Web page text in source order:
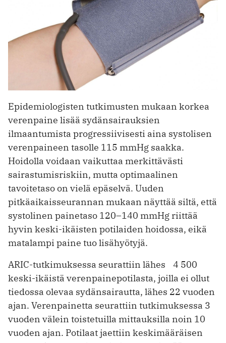
Epidemiologisten tutkimusten mukaan korkea
verenpaine lisää sydänsairauksien
ilmaantumista progressiivisesti aina systolisen
verenpaineen tasolle 115 mmHg saakka.
Hoidolla voidaan vaikuttaa merkittävästi
sairastumisriskiin, mutta optimaalinen
tavoitetaso on vielä epäselvä. Uuden
pitkäaikaisseurannan mukaan näyttää siltä, että
systolinen painetaso 120–140 mmHg riittää
hyvin keski-ikäisten potilaiden hoidossa, eikä
matalampi paine tuo lisähyötyjä.
ARIC-tutkimuksessa seurattiin lähes 4 500
keski-ikäistä verenpainepotilasta, joilla ei ollut
tiedossa olevaa sydänsairautta, lähes 22 vuoden
ajan. Verenpainetta seurattiin tutkimuksessa 3
vuoden välein toistetuilla mittauksilla noin 10
vuoden ajan. Potilaat jaettiin keskimääräisen